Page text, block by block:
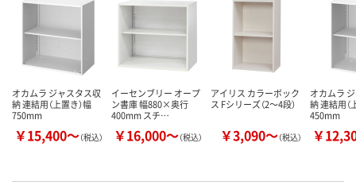
オカムラ ジャスタス収
納 連結用（上置き）幅
750mm
￥15,400～（税込）
イーセンブリー オープ
ン書庫 幅880×奥行
400mm スチ…
￥16,000～（税込）
アイリス カラーボック
ス Fシリーズ（2～4段）
￥3,090～（税込）
オカムラ
納 連結用（
450mm
￥